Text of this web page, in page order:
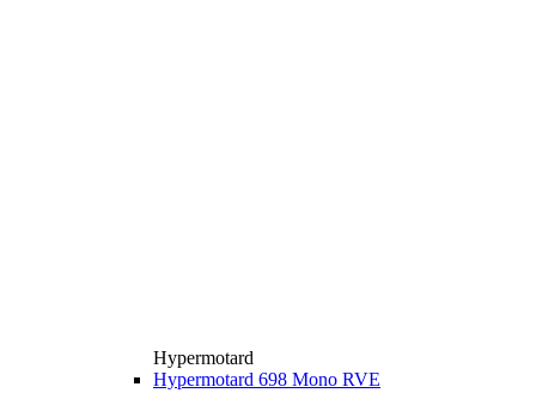
Hypermotard
Hypermotard 698 Mono RVE